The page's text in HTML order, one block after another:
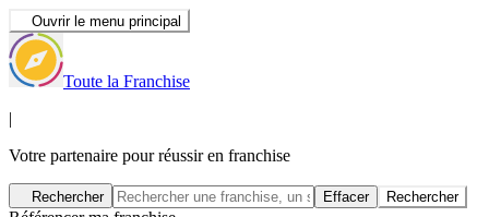
Ouvrir le menu principal
Toute la Franchise
|
Votre partenaire pour réussir en franchise
Rechercher Effacer Rechercher